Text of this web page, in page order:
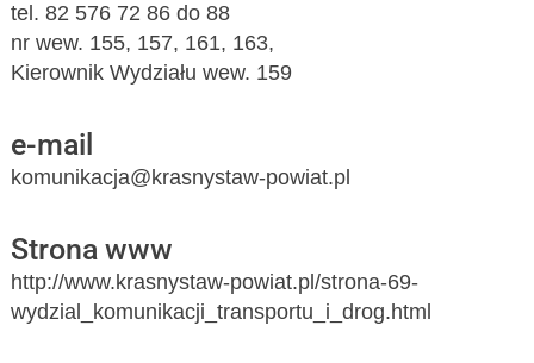
tel. 82 576 72 86 do 88
nr wew. 155, 157, 161, 163,
Kierownik Wydziału wew. 159
e-mail
komunikacja@krasnystaw-powiat.pl
Strona www
http://www.krasnystaw-powiat.pl/strona-69-
wydzial_komunikacji_transportu_i_drog.html